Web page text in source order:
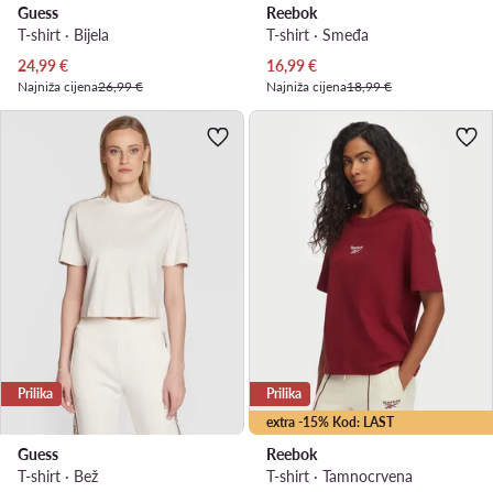
Guess
T-shirt · Bijela
Trenutna cijena
24,99€
Najniža cijena26,99 €
Reebok
T-shirt · Smeđa
Trenutna cijena
16,99€
Najniža cijena18,99 €
Prilika
Guess
T-shirt · Bež
extra -15% Kod: LAST
Prilika
Reebok
T-shirt · Tamnocrvena